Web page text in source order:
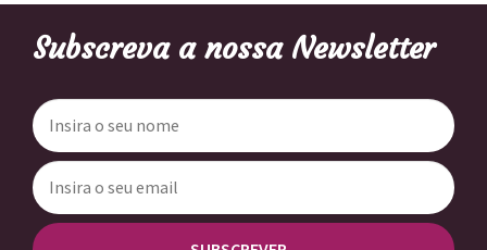
Subscreva a nossa Newsletter